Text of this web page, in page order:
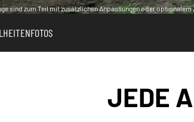
sind zum Teil mit zusätzlichen Anpassungen oder optionalem
FOTOS
JEDE